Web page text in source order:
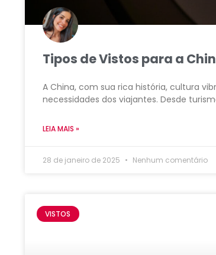
Tipos de Vistos para a
A China, com sua rica história, cultura
necessidades dos viajantes. Desde
LEIA MAIS »
28 de janeiro de 2025 Nenhum comentário
VISTOS